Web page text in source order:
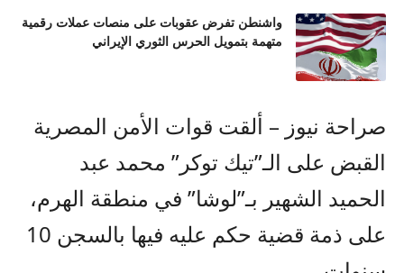
واشنطن تفرض عقوبات على منصات عملات رقمية
متهمة بتمويل الحرس الثوري الإيراني
صراحة نيوز – ألقت قوات الأمن المصرية
القبض على الـ”تيك توكر” محمد عبد
الحميد الشهير بـ”لوشا” في منطقة الهرم،
على ذمة قضية حكم عليه فيها بالسجن 10